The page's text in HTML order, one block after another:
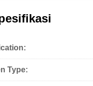
Type: